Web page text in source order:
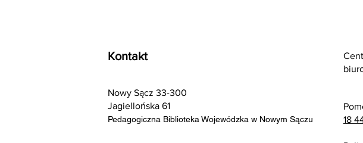
Kontakt
Nowy Sącz 33-300
Jagiellońska 61
Pedagogiczna Biblioteka Wojewódzka w Nowym Sączu
18